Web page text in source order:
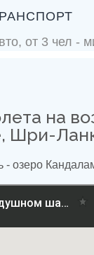
от 3 чел -
на
Шри-
- озеро